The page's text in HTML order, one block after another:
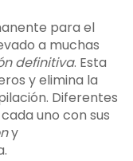
para el
a muchas
definitiva. Esta
y elimina la
Diferentes
uno con sus
y